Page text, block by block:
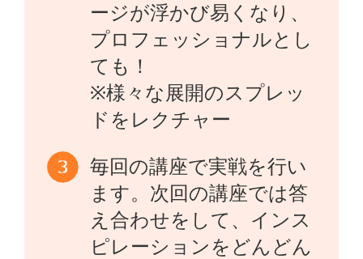
ージが浮かび易くなり、
プロフェッショナルとし
ても！
※様々な展開のスプレッ
ドをレクチャー
毎回の講座で実戦を行い
ます。次回の講座では答
え合わせをして、インス
ピレーションをどんどん